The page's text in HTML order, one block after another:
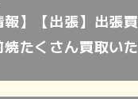
報】【出張】出張
焼たくさん買取い